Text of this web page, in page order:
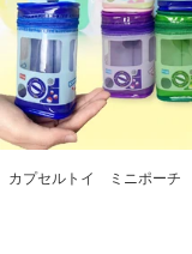
カプセルトイ ミニポーチ